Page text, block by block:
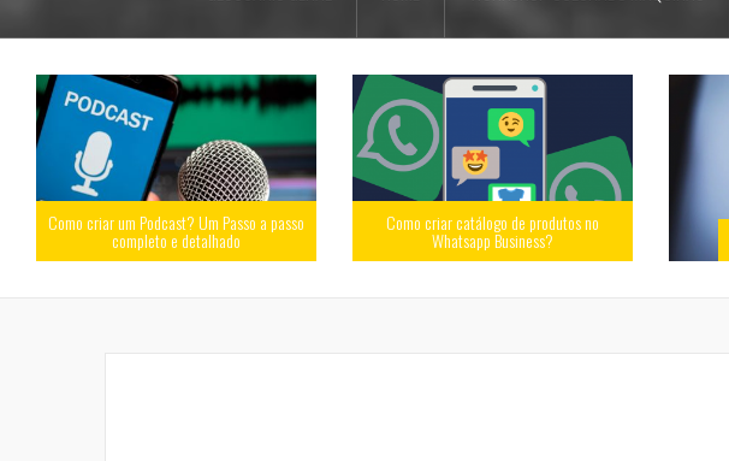
Como criar um Podcast? Um Passo a passo
completo e detalhado
Como criar catálogo de produtos no
Whatsapp Business?